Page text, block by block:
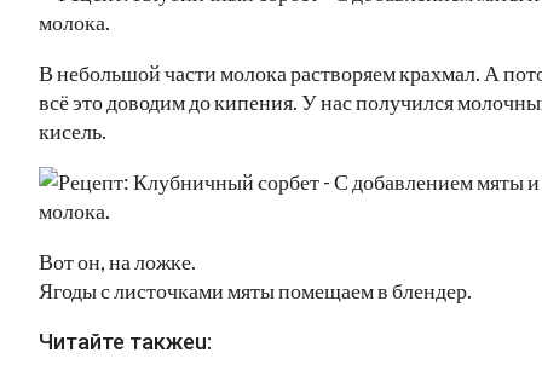
В небольшой части молока растворяем крахмал. А
всё это доводим до кипения. У нас получился
кисель.
Вот он, на ложке.
Ягоды с листочками мяты помещаем в блендер.
Читайте такжеu: